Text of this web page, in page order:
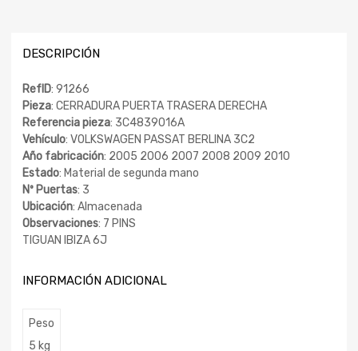
DESCRIPCIÓN
RefID: 91266
Pieza: CERRADURA PUERTA TRASERA DERECHA
Referencia pieza: 3C4839016A
Vehículo: VOLKSWAGEN PASSAT BERLINA 3C2
Año fabricación: 2005 2006 2007 2008 2009 2010
Estado: Material de segunda mano
Nº Puertas: 3
Ubicación: Almacenada
Observaciones: 7 PINS
TIGUAN IBIZA 6J
INFORMACIÓN ADICIONAL
Peso
5 kg